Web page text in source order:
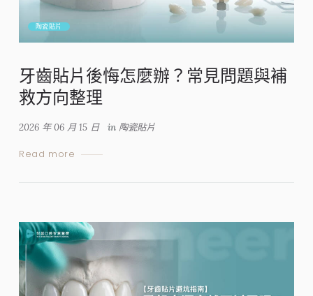
陶瓷貼片
牙齒貼片後悔怎麼辦？常見問題與補
救方向整理
2026 年 06 月 15 日 in 陶瓷貼片
Read more